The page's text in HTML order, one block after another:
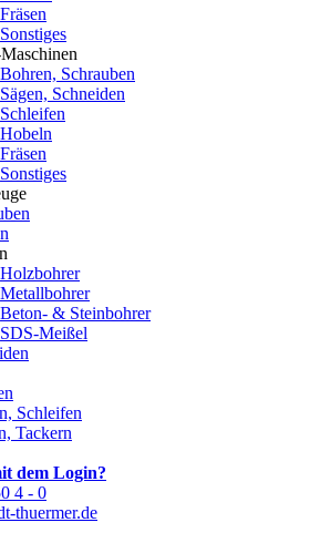
Fräsen
Sonstiges
Bohren, Schrauben
Sägen, Schneiden
Schleifen
Hobeln
Fräsen
Sonstiges
Holzbohrer
Metallbohrer
Beton- & Steinbohrer
SDS-Meißel
Schleifen
Tackern
dem Login?
4 - 0
thuermer.de